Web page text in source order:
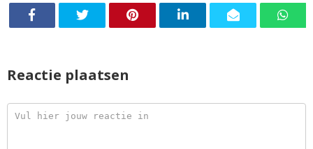
Reactie plaatsen